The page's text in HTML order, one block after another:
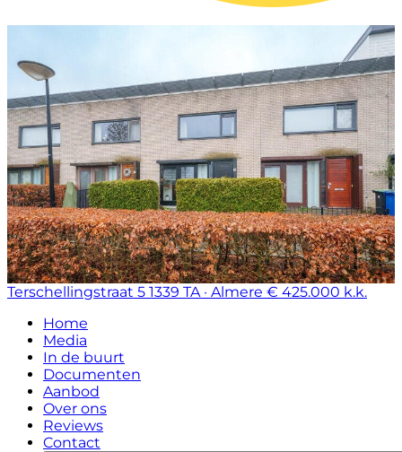
Terschellingstraat 5 1339 TA · Almere € 425.000 k.k.
Home
Media
In de buurt
Documenten
Aanbod
Over ons
Reviews
Contact